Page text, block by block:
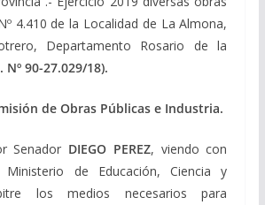
4.410 de la Localidad de La Almona,
Departamento Rosario de la
Nº 90-27.029/18).
de Obras Públicas e Industria.
DIEGO PEREZ, viendo con
de Educación, Ciencia y
los medios necesarios para